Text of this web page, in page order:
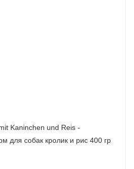
Kaninchen und Reis -
для собак кролик и рис 400 гр